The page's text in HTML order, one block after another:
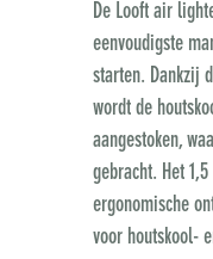
De Looft air
eenvoudigste
starten. Dankzij
wordt de
aangestoken,
gebracht. Het
ergonomische
voor houtskool-